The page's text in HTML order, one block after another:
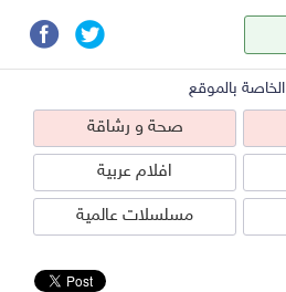
الخاصة بالموقع
صحة و رشاقة
افلام عربية
مسلسلات عالمية